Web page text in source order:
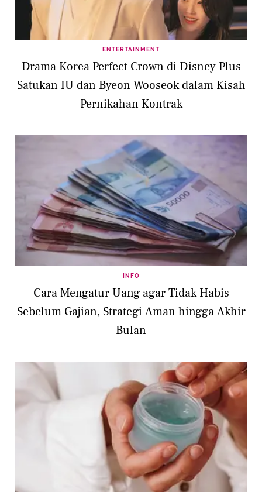
ENTERTAINMENT
Drama Korea Perfect Crown di Disney Plus
Satukan IU dan Byeon Wooseok dalam Kisah
Pernikahan Kontrak
INFO
Cara Mengatur Uang agar Tidak Habis
Sebelum Gajian, Strategi Aman hingga Akhir
Bulan